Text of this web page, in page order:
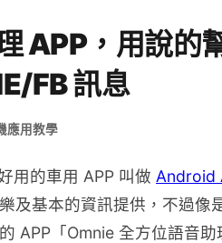
APP，用說的
FB 訊息
應用教學
用的車用 APP 叫做 Android
及基本的資訊提供，不過像
APP「Omnie 全方位語音